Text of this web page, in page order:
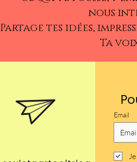
nous
Partage tes idées,
Ta
Email